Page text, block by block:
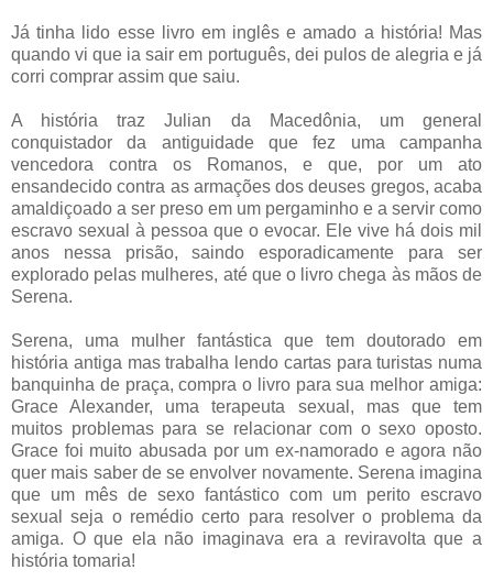
Já tinha lido esse livro em inglês e amado a história! Mas
quando vi que ia sair em português, dei pulos de alegria e já
corri comprar assim que saiu.
A história traz Julian da Macedônia, um general
conquistador da antiguidade que fez uma campanha
vencedora contra os Romanos, e que, por um ato
ensandecido contra as armações dos deuses gregos, acaba
amaldiçoado a ser preso em um pergaminho e a servir como
escravo sexual à pessoa que o evocar. Ele vive há dois mil
anos nessa prisão, saindo esporadicamente para ser
explorado pelas mulheres, até que o livro chega às mãos de
Serena.
Serena, uma mulher fantástica que tem doutorado em
história antiga mas trabalha lendo cartas para turistas numa
banquinha de praça, compra o livro para sua melhor amiga:
Grace Alexander, uma terapeuta sexual, mas que tem
muitos problemas para se relacionar com o sexo oposto.
Grace foi muito abusada por um ex-namorado e agora não
quer mais saber de se envolver novamente. Serena imagina
que um mês de sexo fantástico com um perito escravo
sexual seja o remédio certo para resolver o problema da
amiga. O que ela não imaginava era a reviravolta que a
história tomaria!